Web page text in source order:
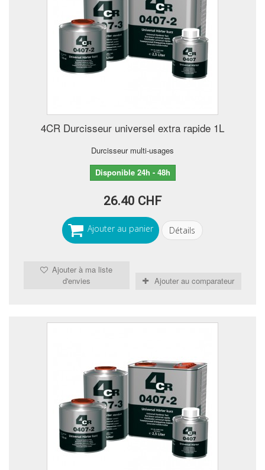
4CR Durcisseur universel extra rapide 1L
Durcisseur multi-usages
Disponible 24h - 48h
26.40 CHF
Ajouter au panier Détails
Ajouter à ma liste
d'envies
Ajouter au comparateur